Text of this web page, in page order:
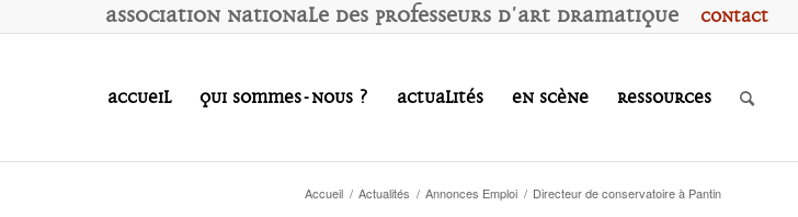
Contact
Association Nationale des Professeurs d'Art Dramatique
Accueil Qui sommes-nous ? Actualités En scène Ressources
Accueil / Actualités / Annonces Emploi / Directeur de conservatoire à Pantin